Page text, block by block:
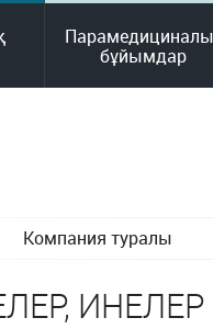
бұйымдар
Компания туралы
ИНЕЛЕР